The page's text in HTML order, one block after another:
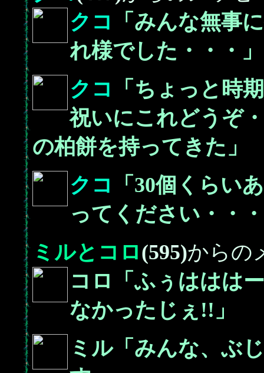
クコ
「みんな無事
れ様でした・・・」
クコ
「ちょっと時
祝いにこれどうぞ
の柏餅を持ってきた」
クコ
「30個くらい
ってください・・
ミルとコロ(595)からの
コロ「ふぅははは
なかったじぇ!!」
ミル「みんな、ぶ